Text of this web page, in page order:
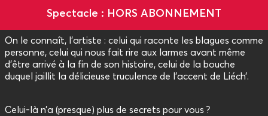
Spectacle : HORS ABONNEMENT
On le connaît, l’artiste : celui qui raconte les blagues comme
personne, celui qui nous fait rire aux larmes avant même
d’être arrivé à la fin de son histoire, celui de la bouche
duquel jaillit la délicieuse truculence de l’accent de Liéch’.
Celui-là n’a (presque) plus de secrets pour vous ?